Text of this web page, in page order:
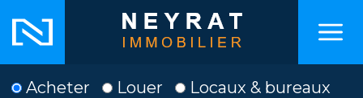
Acheter Louer Locaux & bureaux